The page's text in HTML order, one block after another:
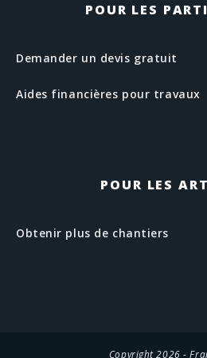
POUR LES
Demander un devis gratuit
Aides financières pour travaux
POUR LES
Obtenir plus de chantiers
Copyright 2026 -